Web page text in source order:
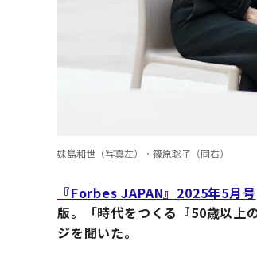
妹島和世（写真左）・篠原聡子（同右）
『Forbes JAPAN』2025年5月号
版。「時代をつくる『50歳以上
ジを聞いた。